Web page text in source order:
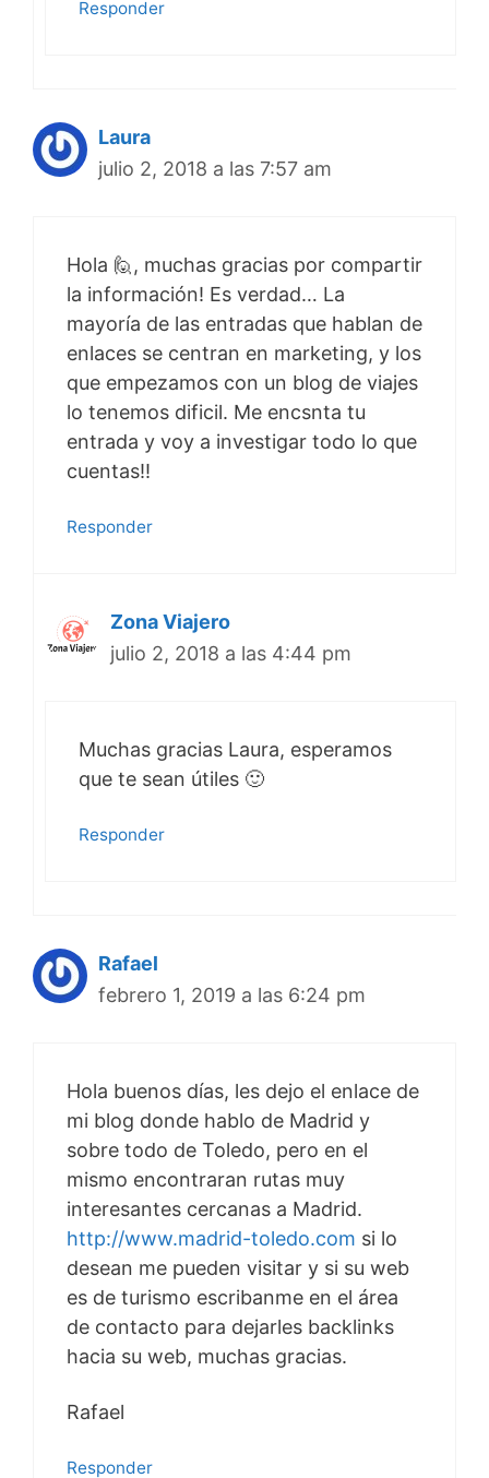
Responder
Laura
julio 2, 2018 a las 7:57 am
Hola 🙋, muchas gracias por compartir
la información! Es verdad… La
mayoría de las entradas que hablan de
enlaces se centran en marketing, y los
que empezamos con un blog de viajes
lo tenemos dificil. Me encsnta tu
entrada y voy a investigar todo lo que
cuentas!!
Responder
Zona Viajero
julio 2, 2018 a las 4:44 pm
Muchas gracias Laura, esperamos
que te sean útiles 🙂
Responder
Rafael
febrero 1, 2019 a las 6:24 pm
Hola buenos días, les dejo el enlace de
mi blog donde hablo de Madrid y
sobre todo de Toledo, pero en el
mismo encontraran rutas muy
interesantes cercanas a Madrid.
http://www.madrid-toledo.com si lo
desean me pueden visitar y si su web
es de turismo escribanme en el área
de contacto para dejarles backlinks
hacia su web, muchas gracias.
Rafael
Responder